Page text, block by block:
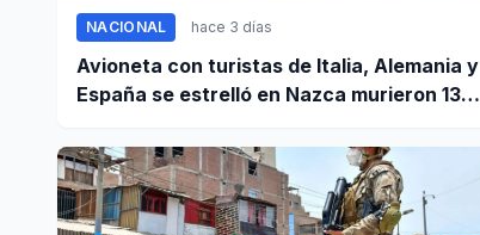
NACIONAL hace 3 días
Avioneta con turistas de Italia, Alemania y
España se estrelló en Nazca murieron 13